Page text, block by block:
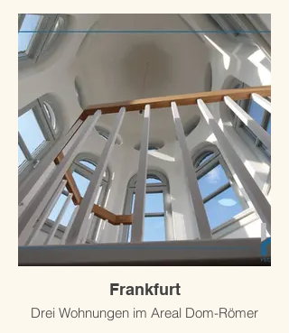
Frankfurt
Drei Wohnungen im Areal Dom-Römer